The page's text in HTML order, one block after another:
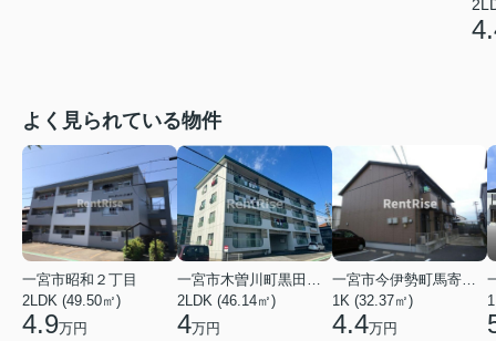
よく見られている物件
一宮市昭和２丁目
2LDK (49.50㎡)
4.9万円
一宮市木曽川町黒田五ノ通り
2LDK (46.14㎡)
4万円
一宮市今伊勢町馬寄字福塚前
1K (32.37㎡)
4.4万円